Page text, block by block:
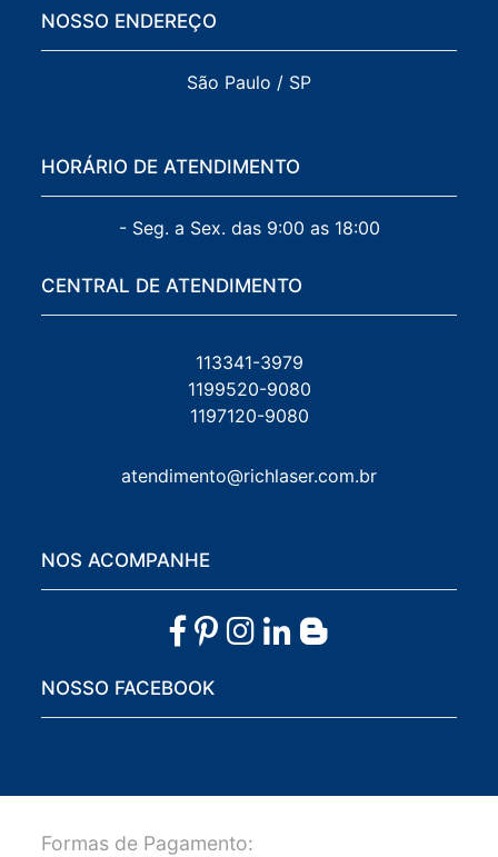
NOSSO ENDEREÇO
São Paulo / SP
HORÁRIO DE ATENDIMENTO
- Seg. a Sex. das 9:00 as 18:00
CENTRAL DE ATENDIMENTO
113341-3979
1199520-9080
1197120-9080
atendimento@richlaser.com.br
NOS ACOMPANHE
NOSSO FACEBOOK
Formas de Pagamento: